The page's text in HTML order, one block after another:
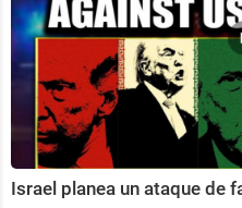
Israel planea un ataque de